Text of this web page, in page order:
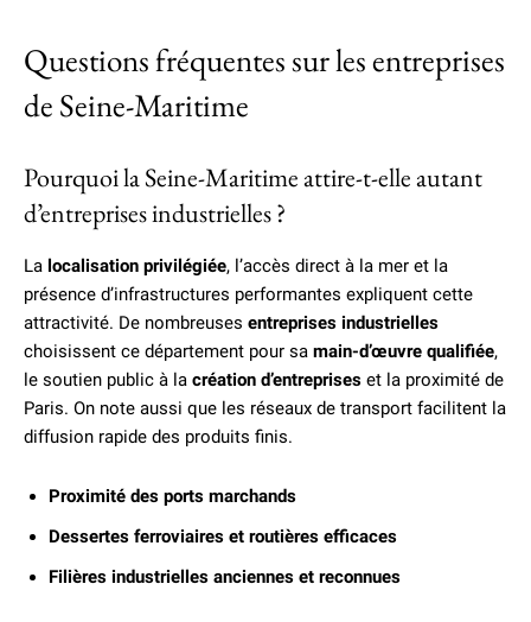
Questions fréquentes sur les entreprises
de Seine-Maritime
Pourquoi la Seine-Maritime attire-t-elle autant
d’entreprises industrielles ?
La localisation privilégiée, l’accès direct à la mer et la
présence d’infrastructures performantes expliquent cette
attractivité. De nombreuses entreprises industrielles
choisissent ce département pour sa main-d’œuvre qualifiée,
le soutien public à la création d’entreprises et la proximité de
Paris. On note aussi que les réseaux de transport facilitent la
diffusion rapide des produits finis.
Proximité des ports marchands
Dessertes ferroviaires et routières efficaces
Filières industrielles anciennes et reconnues